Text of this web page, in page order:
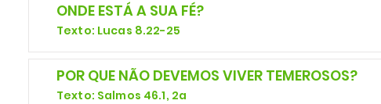
ONDE ESTÁ A SUA FÉ?
Texto: Lucas 8.22-25
POR QUE NÃO DEVEMOS VIVER TEMEROSOS?
Texto: Salmos 46.1, 2a